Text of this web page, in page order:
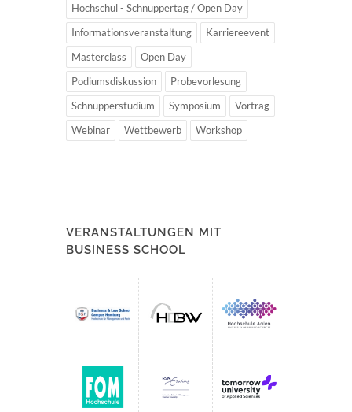
Hochschul - Schnuppertag / Open Day
Informationsveranstaltung
Karriereevent
Masterclass
Open Day
Podiumsdiskussion
Probevorlesung
Schnupperstudium
Symposium
Vortrag
Webinar
Wettbewerb Workshop
VERANSTALTUNGEN MIT
BUSINESS SCHOOL